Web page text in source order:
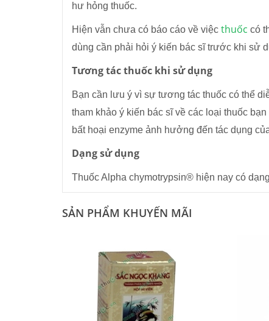
hư hỏng thuốc.
Hiện vẫn chưa có báo cáo về việc thuốc có
dùng cần phải hỏi ý kiến bác sĩ trước khi sử
Tương tác thuốc khi sử dụng
Bạn cần lưu ý vì sự tương tác thuốc có thể
tham khảo ý kiến bác sĩ về các loại thuốc
bất hoại enzyme ảnh hưởng đến tác dụng
Dạng sử dụng
Thuốc Alpha chymotrypsin® hiện nay có
SẢN PHẨM KHUYẾN MÃI